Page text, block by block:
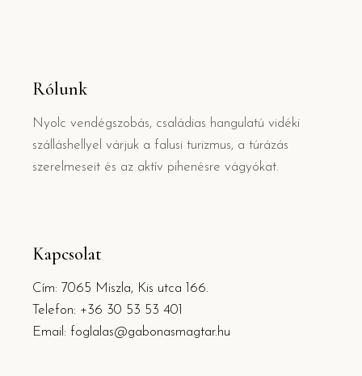
Rólunk
Nyolc vendégszobás, családias hangulatú vidéki
szálláshellyel várjuk a falusi turizmus, a túrázás
szerelmeseit és az aktív pihenésre vágyókat.
Kapcsolat
Cím: 7065 Miszla, Kis utca 166.
Telefon: +36 30 53 53 401
Email: foglalas@gabonasmagtar.hu